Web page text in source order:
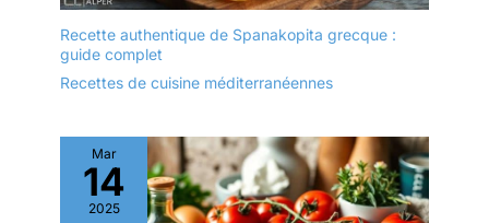
Recette authentique de Spanakopita grecque :
guide complet
Recettes de cuisine méditerranéennes
Mar
14
2025